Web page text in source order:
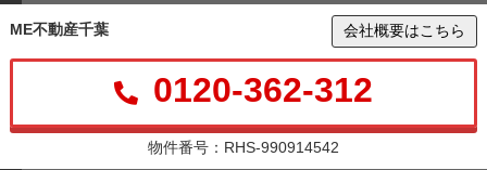
ME不動産千葉 会社概要はこちら
0120-362-312
物件番号：RHS-990914542